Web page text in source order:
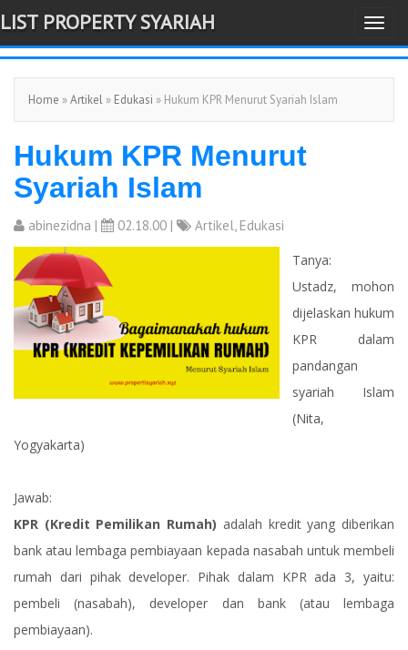
-->
T
o
g
l
t
i
n
LIST PROPERTY SYARIAH
Home »Artikel » Edukasi » Hukum KPR Menurut Syariah Islam
Hukum KPR Menurut
Syariah Islam
abinezidna | 02.18.00 | Artikel, Edukasi
Tanya:
Ustadz, mohon
dijelaskan hukum
KPR dalam
pandangan
syariah Islam
(Nita,
Yogyakarta)
Jawab:
KPR (Kredit Pemilikan Rumah) adalah kredit yang diberikan
bank atau lembaga pembiayaan kepada nasabah untuk membeli
rumah dari pihak developer. Pihak dalam KPR ada 3, yaitu:
pembeli (nasabah), developer dan bank (atau lembaga
pembiayaan).